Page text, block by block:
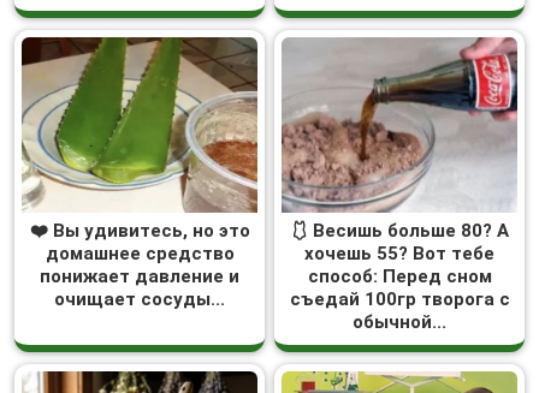
❤️ Вы удивитесь, но это
домашнее средство
понижает давление и
очищает сосуды...
🩱 Весишь больше 80? А
хочешь 55? Вот тебе
способ: Перед сном
съедай 100гр творога с
обычной...